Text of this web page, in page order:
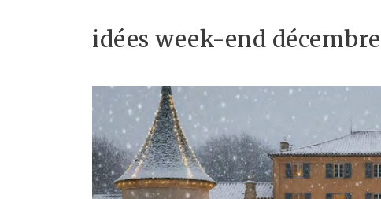
idées week-end décembre